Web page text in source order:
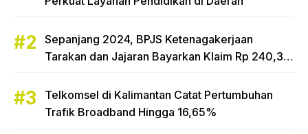
Sepanjang 2024, BPJS Ketenagakerjaan
Tarakan dan Jajaran Bayarkan Klaim Rp 240,3
Telkomsel di Kalimantan Catat Pertumbuhan
Trafik Broadband Hingga 16,65%